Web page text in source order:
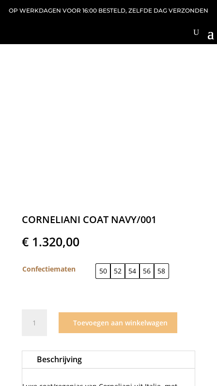
OP WERKDAGEN VOOR 16:00 BESTELD, ZELFDE DAG VERZONDEN
CORNELIANI COAT NAVY/001
€1.320,00
Confectiematen 50 52 54 56 58
Coat
Toevoegen aan winkelwagen
Beschrijving